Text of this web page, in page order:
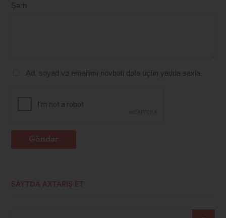
SAYTDA AXTARIŞ ET
Şərh
Ad, soyad və emailimi növbəti dəfə üçün yadda saxla
Göndər